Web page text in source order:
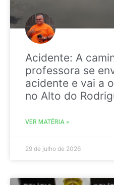
Acidente: A
professora se
acidente e vai a
no Alto do
VER MATÉRIA »
29 de julho de 2026